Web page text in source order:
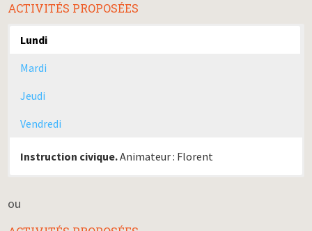
ACTIVITÉS PROPOSÉES
Lundi
Mardi
Jeudi
Vendredi
Instruction civique.Animateur : Florent
ou